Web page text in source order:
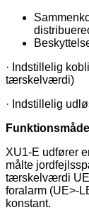
· Indstillelig
tærskelværdi)
· Indstillelig
XU1-E udfører
målte
tærskelværdi
foralarm (UE>-
konstant.